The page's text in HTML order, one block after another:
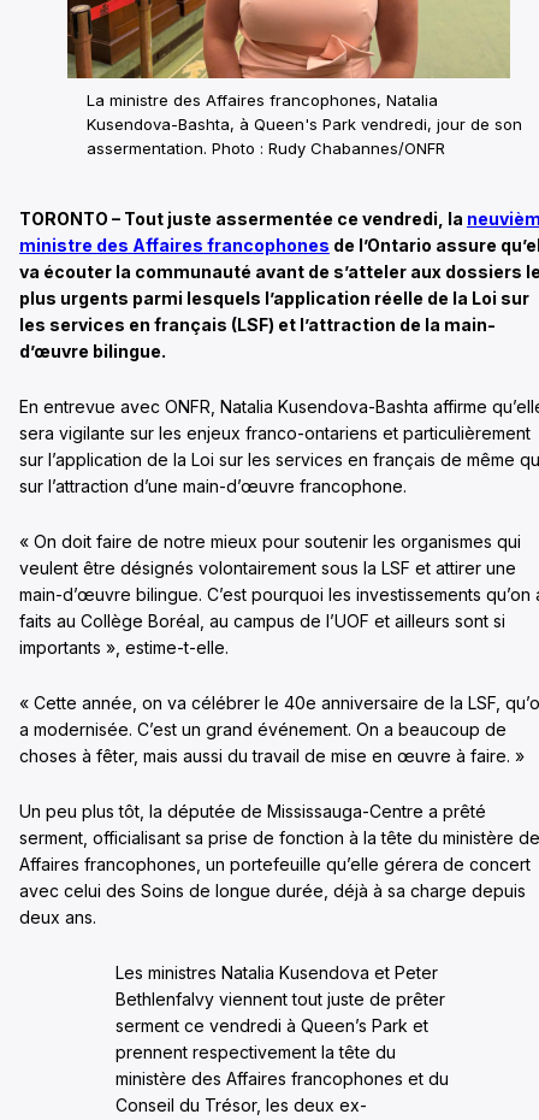
La ministre des Affaires francophones, Natalia
Kusendova-Bashta, à Queen's Park vendredi, jour de son
assermentation. Photo : Rudy Chabannes/ONFR
TORONTO – Tout juste assermentée ce vendredi, la
ministre des Affaires francophones de l’Ontario assure
va écouter la communauté avant de s’atteler aux dossiers
plus urgents parmi lesquels l’application réelle de la Loi sur
les services en français (LSF) et l’attraction de la main-
d’œuvre bilingue.
En entrevue avec ONFR, Natalia Kusendova-Bashta affirme
sera vigilante sur les enjeux franco-ontariens et particulièrement
sur l’application de la Loi sur les services en français de même
sur l’attraction d’une main-d’œuvre francophone.
« On doit faire de notre mieux pour soutenir les organismes qui
veulent être désignés volontairement sous la LSF et attirer une
main-d’œuvre bilingue. C’est pourquoi les investissements qu’on
faits au Collège Boréal, au campus de l’UOF et ailleurs sont si
importants », estime-t-elle.
« Cette année, on va célébrer le 40e anniversaire de la LSF,
a modernisée. C’est un grand événement. On a beaucoup de
choses à fêter, mais aussi du travail de mise en œuvre à faire. »
Un peu plus tôt, la députée de Mississauga-Centre a prêté
serment, officialisant sa prise de fonction à la tête du ministère
Affaires francophones, un portefeuille qu’elle gérera de concert
avec celui des Soins de longue durée, déjà à sa charge depuis
deux ans.
Les ministres Natalia Kusendova et Peter
Bethlenfalvy viennent tout juste de prêter
serment ce vendredi à Queen’s Park et
prennent respectivement la tête du
ministère des Affaires francophones et du
Conseil du Trésor, les deux ex-